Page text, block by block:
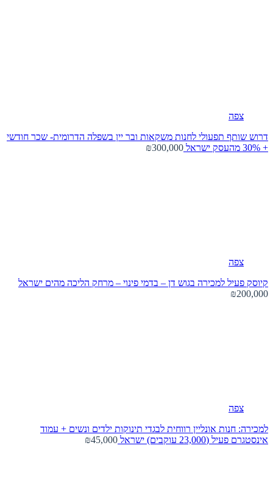
צפה
דרוש שותף תפעולי לחנות משקאות ובר יין בשפלה הדרומית- שכר חודשי
+ 30% מהעסק
ישראל ₪300,000
צפה
קיוסק פעיל למכירה בגוש דן – בדמי פינוי – מרחק הליכה מהים ישראל
₪200,000
צפה
למכירה: חנות אונליין רווחית לבגדי תינוקות ילדים ונשים + עמוד
אינסטגרם פעיל (23,000 עוקבים)
ישראל ₪45,000